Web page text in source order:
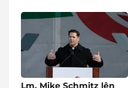
Lm. Mike Schmitz lên